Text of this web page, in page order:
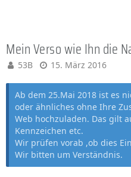
Mein Verso wie Ihn die
53B 15. März 2016
Ab dem 25.Mai 2018 ist es
oder ähnliches ohne Ihre
Web hochzuladen. Das gilt
Kennzeichen etc.
Wir prüfen vorab ,ob dies
Wir bitten um Verständnis.